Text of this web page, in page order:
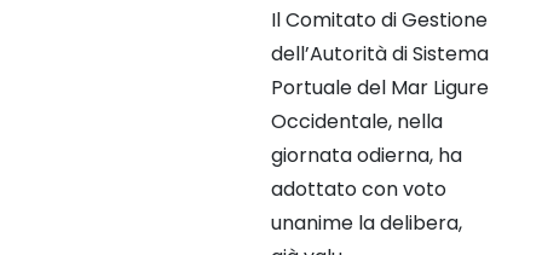
Il Comitato di Gestione
dell’Autorità di Sistema
Portuale del Mar Ligure
Occidentale, nella
giornata odierna, ha
adottato con voto
unanime la delibera,